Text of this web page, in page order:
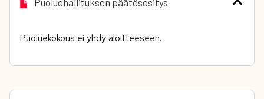
Puoluehallituksen päätösesitys
Puoluekokous ei yhdy aloitteeseen.